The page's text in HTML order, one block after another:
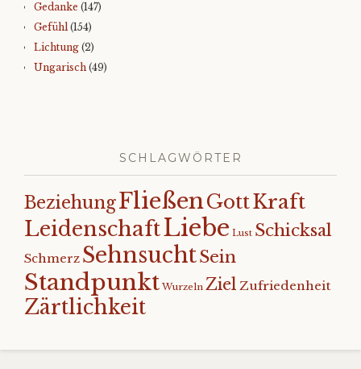
Gedanke (147)
Gefühl(154)
Lichtung (2)
Ungarisch (49)
SCHLAGWÖRTER
BeziehungFließenGottKraft
LeidenschaftLiebe Lust Schicksal
Schmerz SehnsuchtSein
Standpunkt Wurzeln Ziel Zufriedenheit
Zärtlichkeit